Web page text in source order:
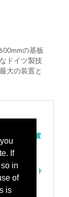
If
in
of
is
の基板
ドイツ製技
大の装置と
ップ配置装置
ーブン/テスト